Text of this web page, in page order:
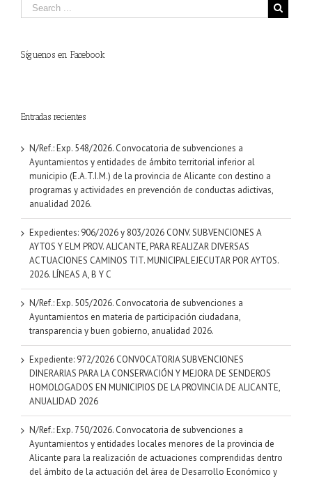
Síguenos en Facebook
Entradas recientes
N/Ref.: Exp. 548/2026. Convocatoria de subvenciones a
Ayuntamientos y entidades de ámbito territorial inferior al
municipio (E.A.T.I.M.) de la provincia de Alicante con destino a
programas y actividades en prevención de conductas adictivas,
anualidad 2026.
Expedientes: 906/2026 y 803/2026 CONV. SUBVENCIONES A
AYTOS Y ELM PROV. ALICANTE, PARA REALIZAR DIVERSAS
ACTUACIONES CAMINOS TIT. MUNICIPAL EJECUTAR POR AYTOS.
2026. LÍNEAS A, B Y C
N/Ref.: Exp. 505/2026. Convocatoria de subvenciones a
Ayuntamientos en materia de participación ciudadana,
transparencia y buen gobierno, anualidad 2026.
Expediente: 972/2026 CONVOCATORIA SUBVENCIONES
DINERARIAS PARA LA CONSERVACIÓN Y MEJORA DE SENDEROS
HOMOLOGADOS EN MUNICIPIOS DE LA PROVINCIA DE ALICANTE,
ANUALIDAD 2026
N/Ref.: Exp. 750/2026. Convocatoria de subvenciones a
Ayuntamientos y entidades locales menores de la provincia de
Alicante para la realización de actuaciones comprendidas dentro
del ámbito de la actuación del área de Desarrollo Económico y